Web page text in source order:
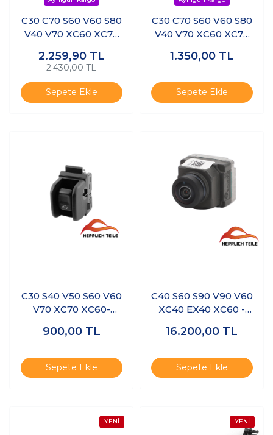
C30 C70 S60 V60 S80
V40 V70 XC60 XC70
2.259,90 TL
2.430,00 TL
Sepete Ekle
C30 C70 S60 V60 S80
V40 V70 XC60 XC70
1.350,00 TL
Sepete Ekle
C30 S40 V50 S60 V60
V70 XC70 XC60-
DÜĞMESİ
900,00 TL
Sepete Ekle
C40 S60 S90 V90 V60
XC40 EX40 XC60 -
VE AYNA İÇİN)
16.200,00 TL
Sepete Ekle